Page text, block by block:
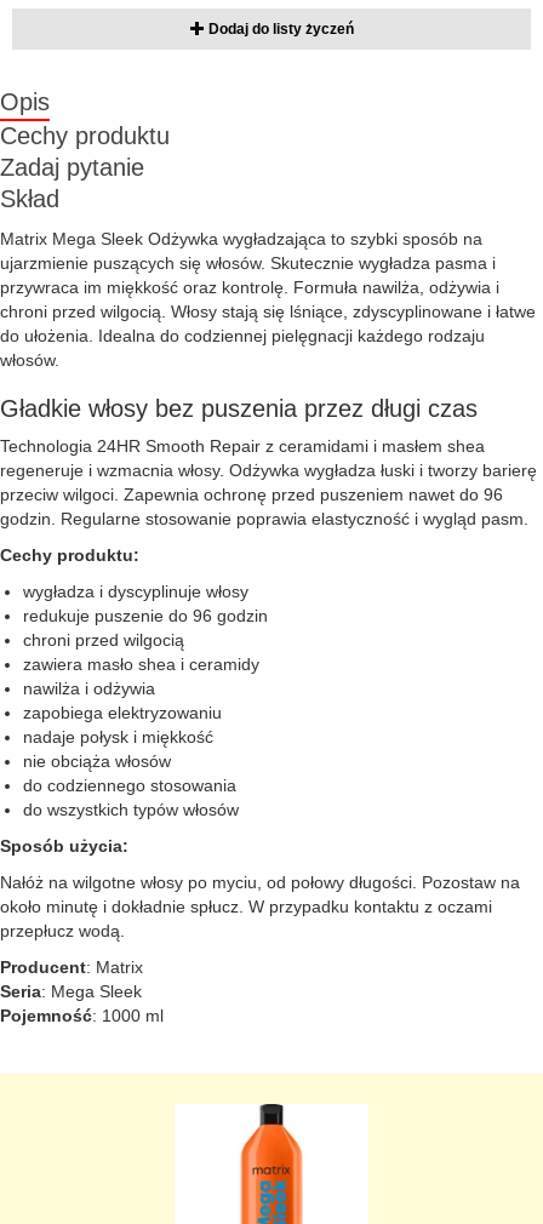
Dodaj do listy życzeń
Opis
Cechy produktu
Zadaj pytanie
Skład
Matrix Mega Sleek Odżywka wygładzająca to szybki sposób na
ujarzmienie puszących się włosów. Skutecznie wygładza pasma i
przywraca im miękkość oraz kontrolę. Formuła nawilża, odżywia i
chroni przed wilgocią. Włosy stają się lśniące, zdyscyplinowane i łatwe
do ułożenia. Idealna do codziennej pielęgnacji każdego rodzaju
włosów.
Gładkie włosy bez puszenia przez długi czas
Technologia 24HR Smooth Repair z ceramidami i masłem shea
regeneruje i wzmacnia włosy. Odżywka wygładza łuski i tworzy barierę
przeciw wilgoci. Zapewnia ochronę przed puszeniem nawet do 96
godzin. Regularne stosowanie poprawia elastyczność i wygląd pasm.
Cechy produktu:
wygładza i dyscyplinuje włosy
redukuje puszenie do 96 godzin
chroni przed wilgocią
zawiera masło shea i ceramidy
nawilża i odżywia
zapobiega elektryzowaniu
nadaje połysk i miękkość
nie obciąża włosów
do codziennego stosowania
do wszystkich typów włosów
Sposób użycia:
Nałóż na wilgotne włosy po myciu, od połowy długości. Pozostaw na
około minutę i dokładnie spłucz. W przypadku kontaktu z oczami
przepłucz wodą.
Producent: Matrix
Seria: Mega Sleek
Pojemność: 1000 ml